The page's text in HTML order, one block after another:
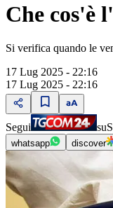
Che cos'è
Si verifica quando le
17 Lug 2025 - 22:16
17 Lug 2025 - 22:16
Segui su
whatsapp discover